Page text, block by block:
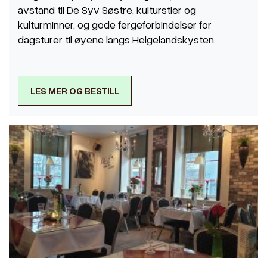
avstand til De Syv Søstre, kulturstier og
kulturminner, og gode fergeforbindelser for
dagsturer til øyene langs Helgelandskysten.
LES MER OG BESTILL